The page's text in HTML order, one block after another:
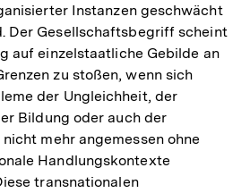
Instanzen geschwächt
Der Gesellschaftsbegriff scheint
auf einzelstaatliche Gebilde an
zu stoßen, wenn sich
der Ungleichheit, der
Bildung oder auch der
mehr angemessen ohne
Handlungskontexte
transnationalen